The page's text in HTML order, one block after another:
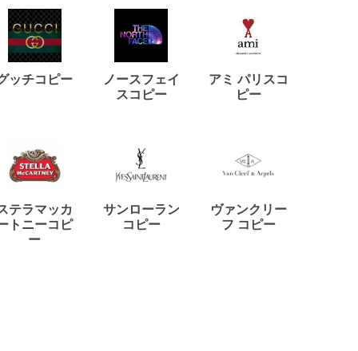
ッチコピー
ノースフェイ
スコピー
アミ パリスコ
ピー
テラマッカ
トニーコピ
ー
サンローラン
コピー
ヴァンクリー
フ コピー